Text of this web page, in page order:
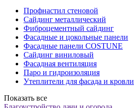
Профнастил стеновой
Сайдинг металлический
Фиброцементный сайдинг
Фасадные и цокольные панели
Фасадные панели COSTUNE
Сайдинг виниловый
Фасадная вентиляция
Паро и гидроизоляция
Утеплители для фасада и кровли
Показать все